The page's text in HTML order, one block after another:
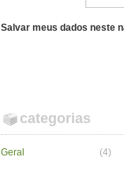
Salvar meus dados neste
categorias
Geral (4)